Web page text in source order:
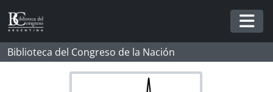
Skip to main content
Biblioteca del Congreso de la Nación